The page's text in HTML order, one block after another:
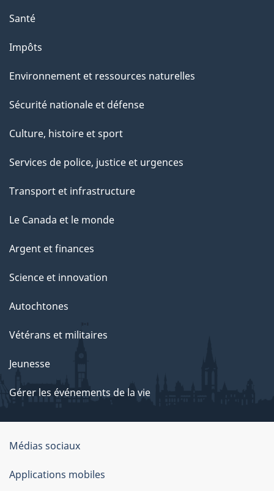
Santé
Impôts
Environnement et ressources naturelles
Sécurité nationale et défense
Culture, histoire et sport
Services de police, justice et urgences
Transport et infrastructure
Le Canada et le monde
Argent et finances
Science et innovation
Autochtones
Vétérans et militaires
Jeunesse
Gérer les événements de la vie
Organisation
du
gouvernement
Médias sociaux
Applications mobiles